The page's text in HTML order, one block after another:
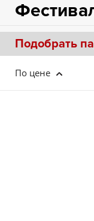
Подобрать
По цене